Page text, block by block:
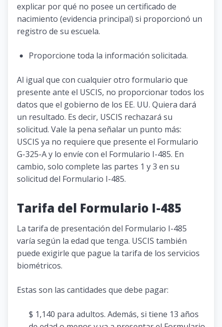
explicar por qué no posee un certificado de
nacimiento (evidencia principal) si proporcionó un
registro de su escuela.
Proporcione toda la información solicitada.
Al igual que con cualquier otro formulario que
presente ante el USCIS, no proporcionar todos los
datos que el gobierno de los EE. UU. Quiera dará
un resultado. Es decir, USCIS rechazará su
solicitud. Vale la pena señalar un punto más:
USCIS ya no requiere que presente el Formulario
G-325-A y lo envíe con el Formulario I-485. En
cambio, solo complete las partes 1 y 3 en su
solicitud del Formulario I-485.
Tarifa del Formulario I-485
La tarifa de presentación del Formulario I-485
varía según la edad que tenga. USCIS también
puede exigirle que pague la tarifa de los servicios
biométricos.
Estas son las cantidades que debe pagar:
$ 1,140 para adultos. Además, si tiene 13 años